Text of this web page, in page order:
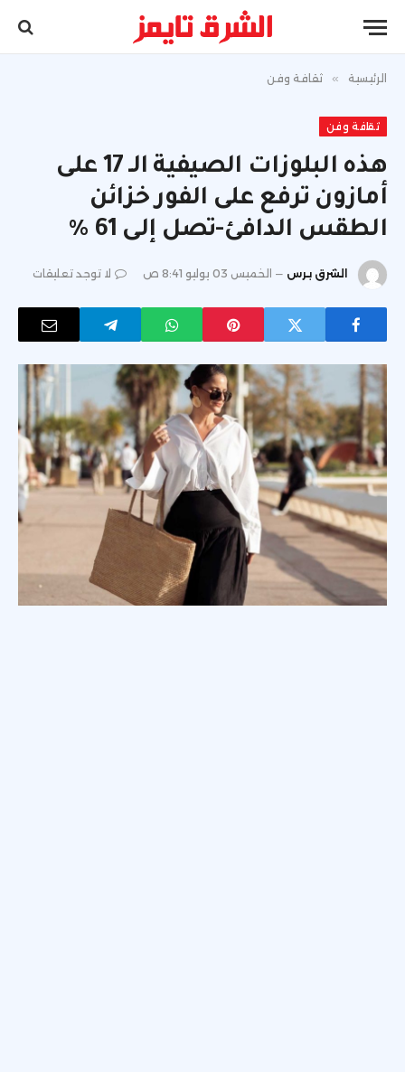
الرئيسية » ثقافة وفن
ثقافة وفن
هذه البلوزات الصيفية الـ 17 على
أمازون ترفع على الفور خزائن
الطقس الدافئ-تصل إلى 61 ٪
الشرق برس الخميس 03 يوليو 8:41 ص لا توجد تعليقات